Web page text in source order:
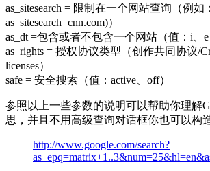
as_sitesearch = 限制在一个网站查询（例如：
as_sitesearch=cnn.com)）
as_dt =包含或者不包含一个网站（值：i、e
as_rights = 授权协议类型（创作共同协议/
licenses）
safe = 安全搜索（值：active、off）
参照以上一些参数的说明可以帮助你理解
思，并且不用高级查询对话框你也可以构
http://www.google.com/search?